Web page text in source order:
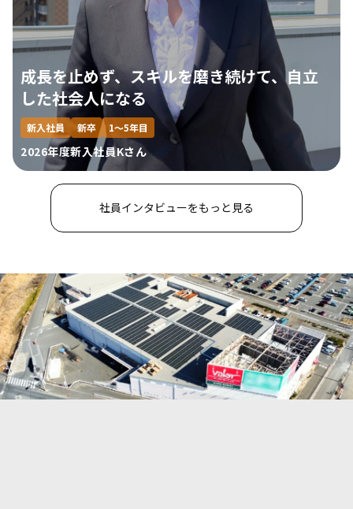
成長を止めず、スキルを磨き続けて、自立
した社会人になる
新入社員 新卒 1～5年目
2026年度新入社員Kさん
社員インタビューをもっと見る